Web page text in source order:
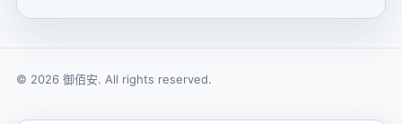
© 2026 御佰安. All rights reserved.